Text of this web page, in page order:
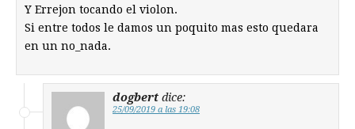
Y Errejon tocando el violon.
Si entre todos le damos un poquito mas esto quedara
en un no_nada.
dogbert dice:
25/09/2019 a las 19:08